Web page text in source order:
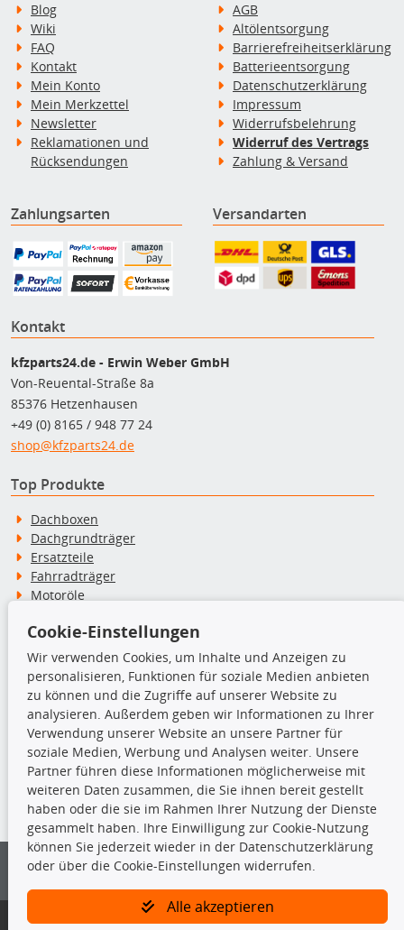
Blog
Wiki
FAQ
Kontakt
Mein Konto
Mein Merkzettel
Newsletter
Reklamationen und
Rücksendungen
AGB
Altölentsorgung
Barrierefreiheitserklärung
Batterieentsorgung
Datenschutzerklärung
Impressum
Widerrufsbelehrung
Widerruf des Vertrags
Zahlung & Versand
Zahlungsarten Versandarten
Kontakt
kfzparts24.de - Erwin Weber GmbH
Von-Reuental-Straße 8a
85376 Hetzenhausen
+49 (0) 8165 / 948 77 24
shop@kfzparts24.de
Top Produkte
Dachboxen
Dachgrundträger
Ersatzteile
Fahrradträger
Motoröle
Schneeketten
TecDoc Inside
Die hier angezeigten Daten insbesondere die gesamte Datenbank dürfen
nicht kopiert werden.
Es ist zu unterlassen, die Daten oder die gesamte Datenbank ohne
vorherige Zustimmung von TecDoc zu vervielfältigen, zu verbreiten
und/oder diese Handlungen durch Dritte ausführen zu lassen. Ein
Bitte prüfen Sie, ob das über unseren Onlineshop identifizierte Ersatzteil
Cookie-Einstellungen
Wir verwenden Cookies, um Inhalte und Anzeigen zu
personalisieren, Funktionen für soziale Medien anbieten
zu können und die Zugriffe auf unserer Website zu
analysieren. Außerdem geben wir Informationen zu Ihrer
Verwendung unserer Website an unsere Partner für
soziale Medien, Werbung und Analysen weiter. Unsere
Partner führen diese Informationen möglicherweise mit
weiteren Daten zusammen, die Sie ihnen bereit gestellt
haben oder die sie im Rahmen Ihrer Nutzung der Dienste
gesammelt haben. Ihre Einwilligung zur Cookie-Nutzung
können Sie jederzeit wieder in der Datenschutzerklärung
oder über die Cookie-Einstellungen widerrufen.
Alle akzeptieren